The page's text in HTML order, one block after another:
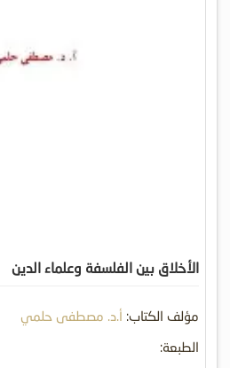
الأخلاق بين الفلسفة وعلماء الدين
مؤلف الكتاب: أ.د. مصطفى حلمي
الطبعة: